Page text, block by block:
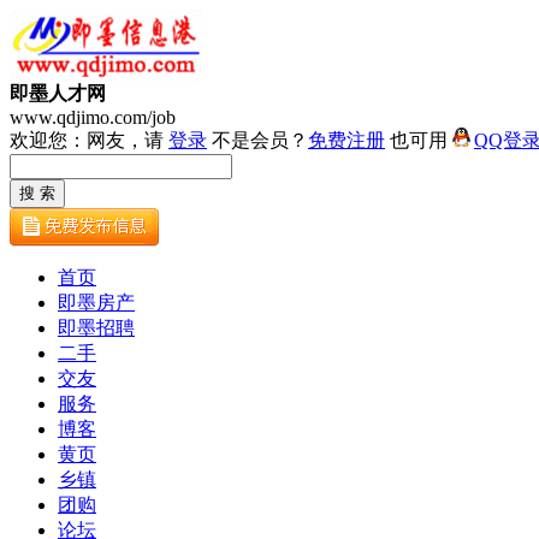
即墨人才网
www.qdjimo.com/job
欢迎您：网友，请 登录 不是会员？ 免费注册 也可用 QQ登
首页
即墨房产
即墨招聘
二手
交友
服务
博客
黄页
乡镇
团购
论坛